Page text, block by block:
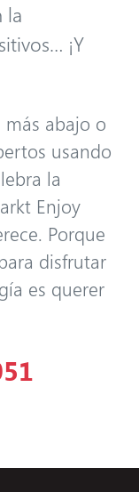
la
¡Y
abajo o
usando
la
Enjoy
Porque
disfrutar
es querer